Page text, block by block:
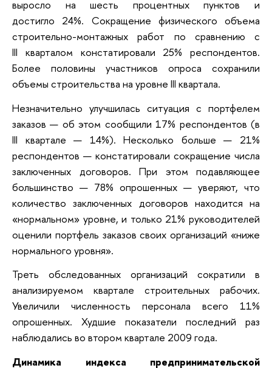
выросло на шесть процентных пунктов и
достигло 24%. Сокращение физического объема
строительно-монтажных работ по сравнению с
III кварталом констатировали 25% респондентов.
Более половины участников опроса сохранили
объемы строительства на уровне III квартала.
Незначительно улучшилась ситуация с портфелем
заказов — об этом сообщили 17% респондентов (в
III квартале — 14%). Несколько больше — 21%
респондентов — констатировали сокращение числа
заключенных договоров. При этом подавляющее
большинство — 78% опрошенных — уверяют, что
количество заключенных договоров находится на
«нормальном» уровне, и только 21% руководителей
оценили портфель заказов своих организаций «ниже
нормального уровня».
Треть обследованных организаций сократили в
анализируемом квартале строительных рабочих.
Увеличили численность персонала всего 11%
опрошенных. Худшие показатели последний раз
наблюдались во втором квартале 2009 года.
Динамика индекса предпринимательской